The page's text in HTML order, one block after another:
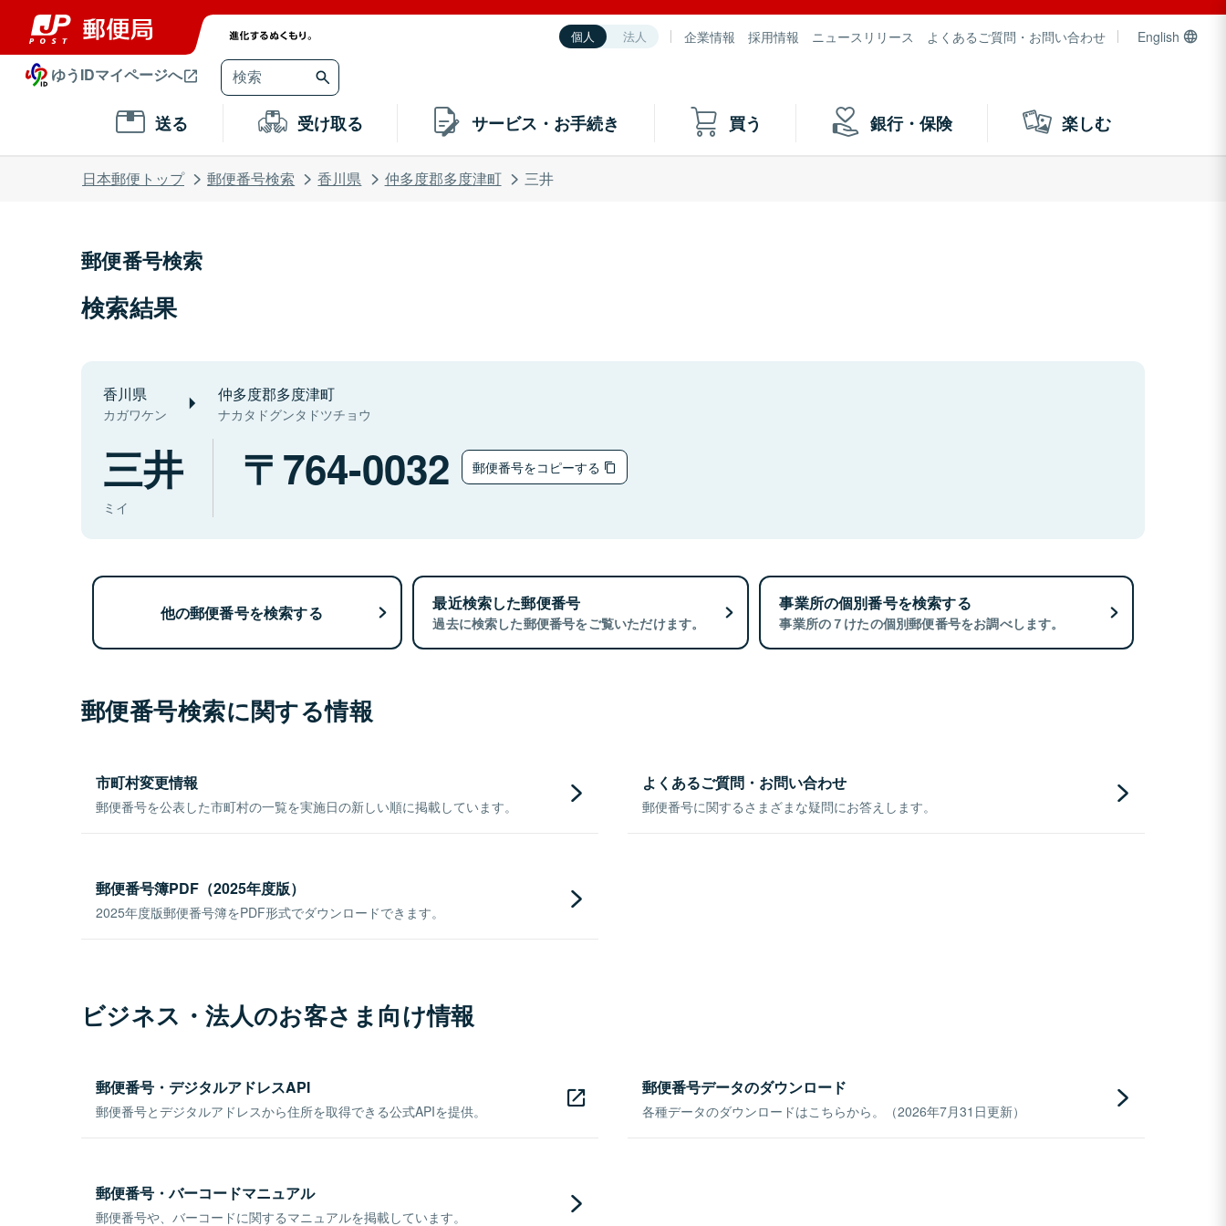
個人 法人 企業情報 採用情報 ニュースリリース よくあるご質問・お問い合わせ English
ゆうIDマイページへ
送る 受け取る サービス・お手続き 買う 銀行・保険 楽しむ
日本郵便トップ 郵便番号検索 香川県 仲多度郡多度津町 三井
郵便番号検索
検索結果
香川県
カガワケン
仲多度郡多度津町
ナカタドグンタドツチョウ
三井
ミイ
764-0032 郵便番号をコピーする
他の郵便番号を検索する 最近検索した郵便番号
過去に検索した郵便番号をご覧いただけます。
事業所の個別番号を検索する
事業所の７けたの個別郵便番号をお調べします。
郵便番号検索に関する情報
市町村変更情報
郵便番号を公表した市町村の一覧を実施日の新しい順に掲載しています。
よくあるご質問・お問い合わせ
郵便番号に関するさまざまな疑問にお答えします。
郵便番号簿PDF（2025年度版）
2025年度版郵便番号簿をPDF形式でダウンロードできます。
ビジネス・法人のお客さま向け情報
郵便番号・デジタルアドレスAPI
郵便番号とデジタルアドレスから住所を取得できる公式APIを提供。
郵便番号データのダウンロード
各種データのダウンロードはこちらから。（2026年7月31日更新）
郵便番号・バーコードマニュアル
郵便番号や、バーコードに関するマニュアルを掲載しています。